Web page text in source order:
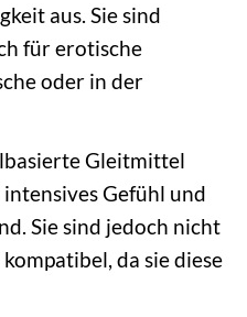
aus. Sie sind
für erotische
oder in der
Gleitmittel
Gefühl und
Sie sind jedoch nicht
da sie diese